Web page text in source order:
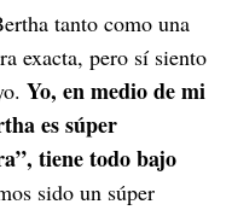
tanto como una
exacta, pero sí siento
Yo, en medio de mi
es súper
tiene todo bajo
sido un súper